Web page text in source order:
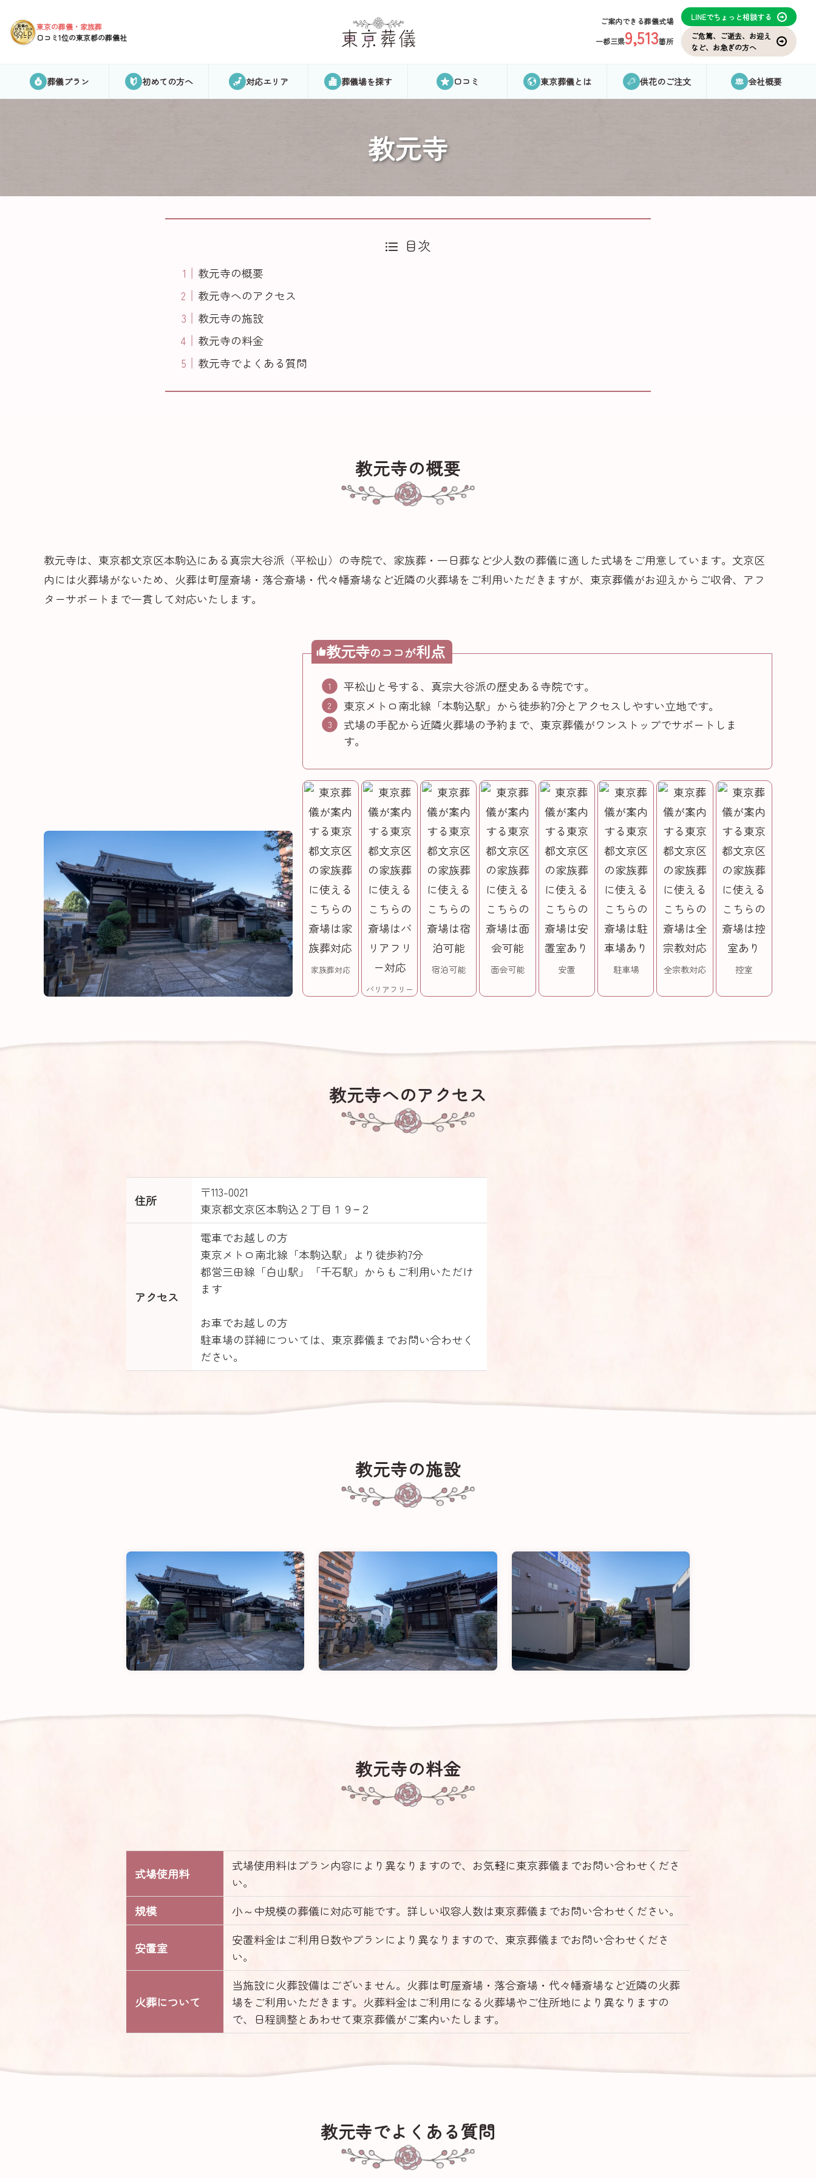
葬儀の
口コミ2024
GOLD
アワード
東京の葬儀・家族葬
口コミ1位の東京都の葬儀社
ご案内できる葬儀式場
一都三県9,513箇所
LINEでちょっと相談する
ご危篤、ご逝去、お迎え
など、お急ぎの方へ
葬儀プラン 初めての方へ 対応エリア 葬儀場を探す 口コミ 東京葬儀とは 供花のご注文 会社概要
教元寺
目次
教元寺の概要
教元寺へのアクセス
教元寺の施設
教元寺の料金
教元寺でよくある質問
教元寺の概要
教元寺は、東京都文京区本駒込にある真宗大谷派（平松山）の寺院で、家族葬・一日葬など少人数の葬儀に適した式場をご用意しています。文京区
内には火葬場がないため、火葬は町屋斎場・落合斎場・代々幡斎場など近隣の火葬場をご利用いただきますが、東京葬儀がお迎えからご収骨、アフ
ターサポートまで一貫して対応いたします。
教元寺のココが利点
平松山と号する、真宗大谷派の歴史ある寺院です。
東京メトロ南北線「本駒込駅」から徒歩約7分とアクセスしやすい立地です。
式場の手配から近隣火葬場の予約まで、東京葬儀がワンストップでサポートしま
す。
家族葬対応
バリアフリー
宿泊可能 面会可能 安置 駐車場 全宗教対応 控室
教元寺へのアクセス
住所
〒113-0021
東京都文京区本駒込２丁目１９−２
アクセス
電車でお越しの方
東京メトロ南北線「本駒込駅」より徒歩約7分
都営三田線「白山駅」「千石駅」からもご利用いただけ
ます
お車でお越しの方
駐車場の詳細については、東京葬儀までお問い合わせく
ださい。
教元寺の施設
教元寺の料金
式場使用料
式場使用料はプラン内容により異なりますので、お気軽に東京葬儀までお問い合わせくださ
い。
規模
小～中規模の葬儀に対応可能です。詳しい収容人数は東京葬儀までお問い合わせください。
安置室
安置料金はご利用日数やプランにより異なりますので、東京葬儀までお問い合わせくださ
い。
火葬について
当施設に火葬設備はございません。火葬は町屋斎場・落合斎場・代々幡斎場など近隣の火葬
場をご利用いただきます。火葬料金はご利用になる火葬場やご住所地により異なりますの
で、日程調整とあわせて東京葬儀がご案内いたします。
教元寺でよくある質問